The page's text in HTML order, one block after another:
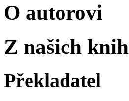
O autorovi
Z našich knih
Překladatel